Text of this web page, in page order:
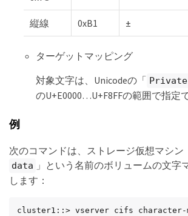
縦線 0xB1 ±
ターゲットマッピング
対象文字は、Unicodeの「 Private
のU+E0000…​U+F8FFの範囲で指定
例
次のコマンドは、ストレージ仮想マシン
data
」という名前のボリュームの文字
します：
cluster1::> vserver cifs character-